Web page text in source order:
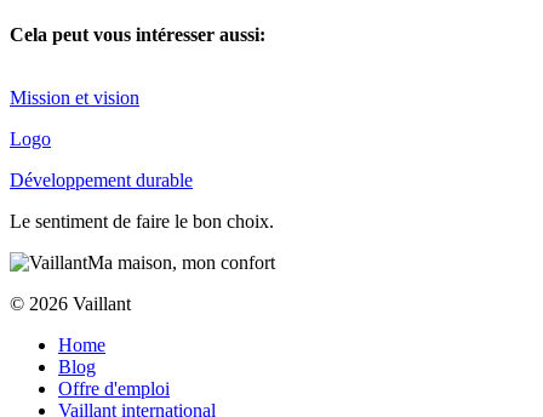
Cela peut vous intéresser aussi:
Mission et vision
Logo
Développement durable
Le sentiment de faire le bon choix.
Ma maison, mon confort
© 2026 Vaillant
Home
Blog
Offre d'emploi
Vaillant international